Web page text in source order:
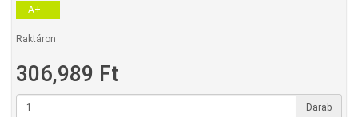
A+
Raktáron
306,989 Ft
Darab